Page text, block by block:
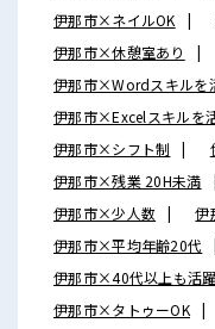
伊那市×ネイルOK
伊那市×休憩室あり
伊那市×Wordスキルを
伊那市×Excelスキルを
伊那市×シフト制
伊那市×残業 20H未満
伊那市×少人数
伊
伊那市×平均年齢20代
伊那市×40代以上も活躍
伊那市×タトゥーOK